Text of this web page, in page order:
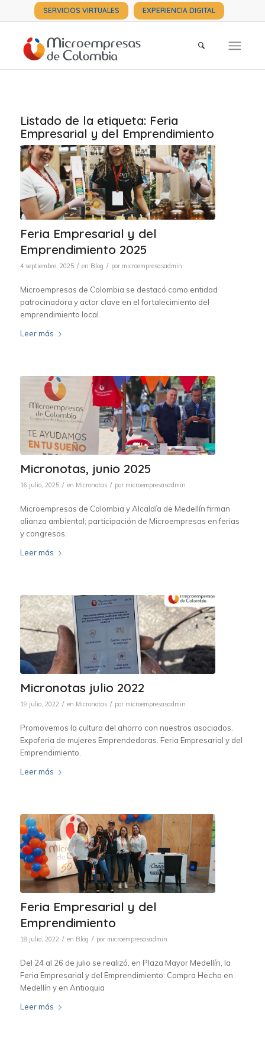
SERVICIOS VIRTUALES EXPERIENCIA DIGITAL
Listado de la etiqueta: Feria
Empresarial y del Emprendimiento
Feria Empresarial y del
Emprendimiento 2025
4 septiembre, 2025 / en Blog / por microempresasadmin
Microempresas de Colombia se destacó como entidad
patrocinadora y actor clave en el fortalecimiento del
emprendimiento local.
Leer más
Micronotas, junio 2025
16 julio, 2025 / en Micronotas / por microempresasadmin
Microempresas de Colombia y Alcaldía de Medellín firman
alianza ambiental; participación de Microempresas en ferias
y congresos.
Leer más
Micronotas julio 2022
19 julio, 2022 / en Micronotas / por microempresasadmin
Promovemos la cultura del ahorro con nuestros asociados.
Expoferia de mujeres Emprendedoras. Feria Empresarial y del
Emprendimiento.
Leer más
Feria Empresarial y del
Emprendimiento
18 julio, 2022 / en Blog / por microempresasadmin
Del 24 al 26 de julio se realizó, en Plaza Mayor Medellín, la
Feria Empresarial y del Emprendimiento: Compra Hecho en
Medellín y en Antioquia
Leer más